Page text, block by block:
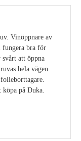
Vinöppnare av
fungera bra för
svårt att öppna
hela vägen
på Duka.